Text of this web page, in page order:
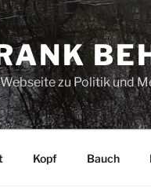
zu Politik und
Kopf Bauch